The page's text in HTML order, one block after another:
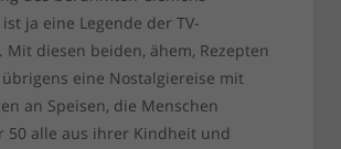
ja eine Legende der TV-
Mit diesen beiden, ähem, Rezepten
eine Nostalgiereise mit
an Speisen, die Menschen
50 alle aus ihrer Kindheit und